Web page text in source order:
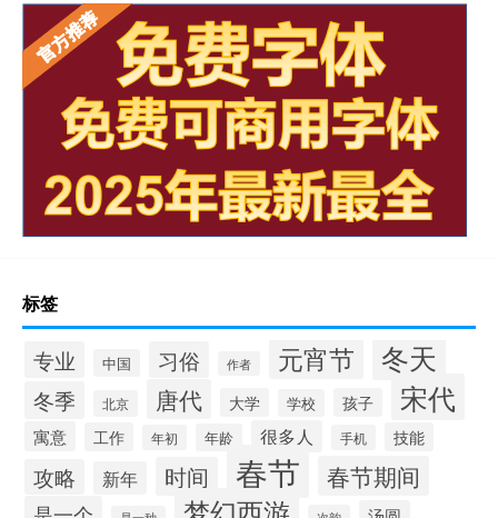
标签
专业 中国 习俗 作者 元宵节 冬天
冬季 北京 唐代 大学 学校 孩子 宋代
寓意 工作 年初 年龄 很多人 手机 技能
攻略 新年 时间 春节 春节期间